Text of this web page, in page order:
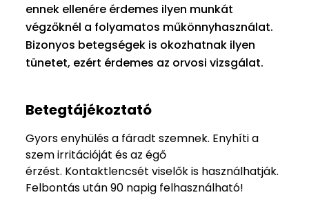
ennek ellenére érdemes ilyen munkát
végzőknél a folyamatos műkönnyhasználat.
Bizonyos betegségek is okozhatnak ilyen
tünetet, ezért érdemes az orvosi vizsgálat.
Betegtájékoztató
Gyors enyhülés a fáradt szemnek. Enyhíti a
szem irritációját és az égő
érzést. Kontaktlencsét viselők is használhatják.
Felbontás után 90 napig felhasználható!